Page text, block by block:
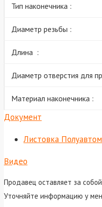
Тип наконечника :
Диаметр резьбы :
Длина :
Диаметр отверстия для
Материал наконечника :
Документ
Листовка
Видео
Продавец оставляет за
Уточняйте информацию у